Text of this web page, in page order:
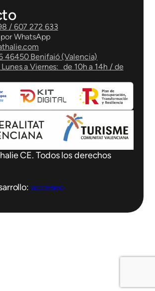
/ 607 272 633
WhatsApp
46450 Benifaió (Valencia)
a Viernes: de 10h a 14h / de
CE. Todos los derechos
acceseo